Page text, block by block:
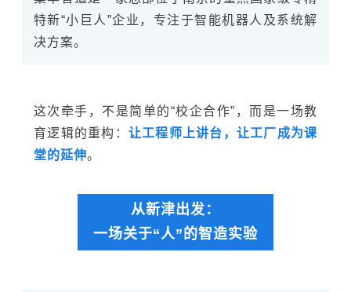
特新“小巨人”企业，专注于智能机器人及系统解
决方案。
这次牵手，不是简单的“校企合作”，而是一场教
育逻辑的重构： 让工程师上讲台，让工厂成为课
堂的延伸。
从新津出发：
一场关于“人”的智造实验